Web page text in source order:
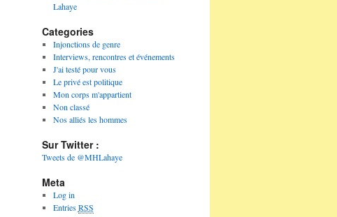
Lahaye
Categories
Injonctions de genre
Interviews, rencontres et événements
J'ai testé pour vous
Le privé est politique
Mon corps m'appartient
Non classé
Nos alliés les hommes
Sur Twitter :
Tweets de @MHLahaye
Meta
Log in
EntriesRSS